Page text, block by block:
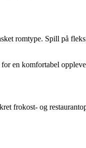
romtype. Spill på
en komfortabel
frokost- og